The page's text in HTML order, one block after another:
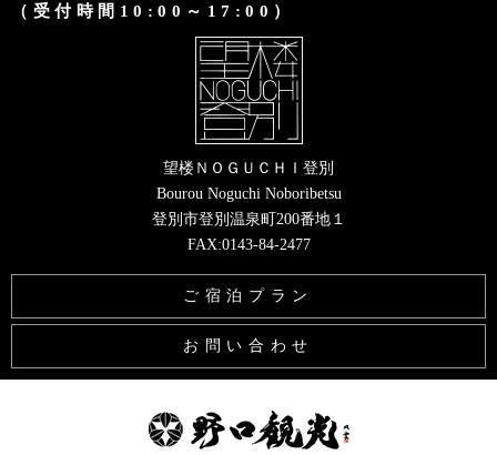
（受付時間10:00～17:00）
望楼ＮＯＧＵＣＨＩ登別
Bourou Noguchi Noboribetsu
登別市登別温泉町200番地１
FAX:0143-84-2477
ご宿泊プラン
お問い合わせ